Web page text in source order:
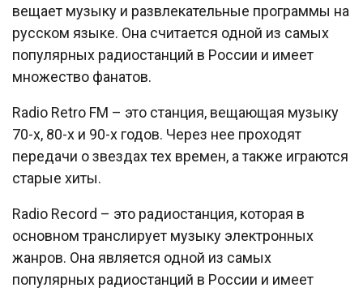
вещает музыку и развлекательные программы на
русском языке. Она считается одной из самых
популярных радиостанций в России и имеет
множество фанатов.
Radio Retro FM – это станция, вещающая музыку
70-х, 80-х и 90-х годов. Через нее проходят
передачи о звездах тех времен, а также играются
старые хиты.
Radio Record – это радиостанция, которая в
основном транслирует музыку электронных
жанров. Она является одной из самых
популярных радиостанций в России и имеет